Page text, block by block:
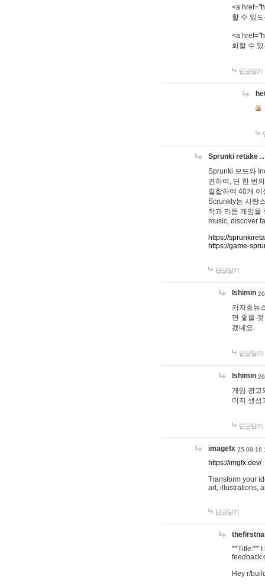
<a href="
할 수 있
<a href="
화할 수
답글달기
Sprunki retake
Sprunki 모드와
견하며, 단 한 번
결합하여 40개
Scrunkly는 사랑
작과 리듬 게임을
music, discover
https://
https://game-
답글달기
lshimin
카자흐뉴
면 좋을
겠네요.
답글달기
lshimin
게임 광고
미지 생성
답글달기
imagefx 25-09-16
https://imgfx.dev/
Transform your
art, illustrations,
답글달기
**Title:** I
feedback
Hey r/